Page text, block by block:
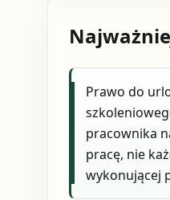
Prawo do
pracownika
pracę, nie
wykonującej